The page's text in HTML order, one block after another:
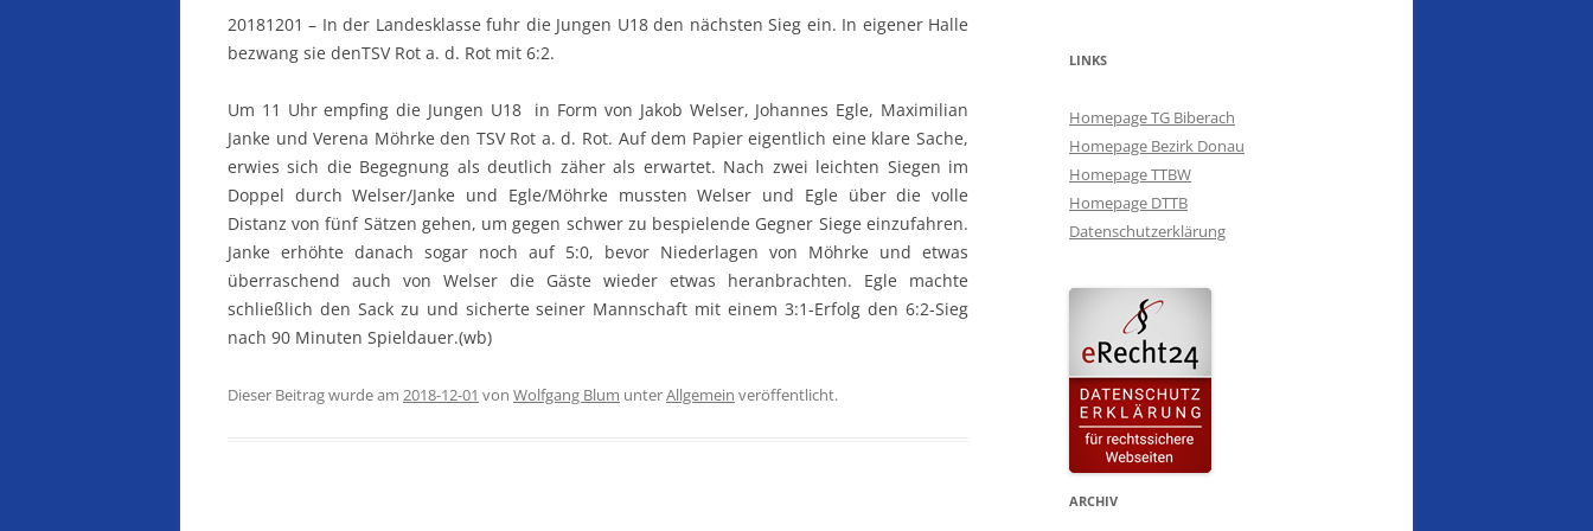
VEREINSMEISTERSCHAFTEN 2015
SCHÜTZENTREFF 2014
WEIHNACHTSTURNIER 2013
SCHÜTZENTREFF 2013
SAISONABSCHLUSS 2013
20181201 – In der Landesklasse fuhr die Jungen U18 den nächsten Sieg ein. In eigener Halle
bezwang sie denTSV Rot a. d. Rot mit 6:2.
Um 11 Uhr empfing die Jungen U18 in Form von Jakob Welser, Johannes Egle, Maximilian
Janke und Verena Möhrke den TSV Rot a. d. Rot. Auf dem Papier eigentlich eine klare Sache,
erwies sich die Begegnung als deutlich zäher als erwartet. Nach zwei leichten Siegen im
Doppel durch Welser/Janke und Egle/Möhrke mussten Welser und Egle über die volle
Distanz von fünf Sätzen gehen, um gegen schwer zu bespielende Gegner Siege einzufahren.
Janke erhöhte danach sogar noch auf 5:0, bevor Niederlagen von Möhrke und etwas
überraschend auch von Welser die Gäste wieder etwas heranbrachten. Egle machte
schließlich den Sack zu und sicherte seiner Mannschaft mit einem 3:1-Erfolg den 6:2-Sieg
nach 90 Minuten Spieldauer.(wb)
Dieser Beitrag wurde am 2018-12-01 von Wolfgang Blum unterAllgemein veröffentlicht.
LINKS
Homepage TG Biberach
Homepage Bezirk Donau
Homepage TTBW
Homepage DTTB
Datenschutzerklärung
ARCHIV